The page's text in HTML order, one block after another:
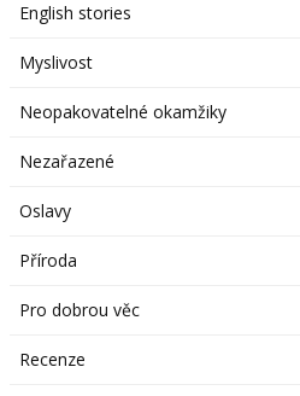
English stories
Myslivost
Neopakovatelné okamžiky
Nezařazené
Oslavy
Příroda
Pro dobrou věc
Recenze